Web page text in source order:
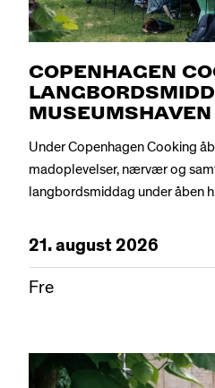
COPENHAGEN
MUSEUMSHAVEN
Under Copenhagen Cooking
madoplevelser, nærvær og
langbordsmiddag under åben
21.august2026
Fre